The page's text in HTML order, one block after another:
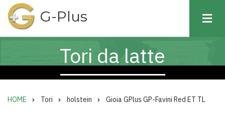
Salta
G-Plus
Tori da latte
HOME Tori holstein Gioia GPlus GP-Favini Red ET TL